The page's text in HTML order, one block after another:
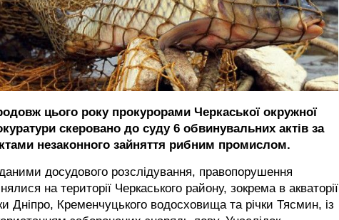
цього року прокурорами Черкаської окружної
скеровано до суду 6 обвинувальних актів за
незаконного зайняття рибним промислом.
досудового розслідування, правопорушення
на території Черкаського району, зокрема в акваторії
Дніпро, Кременчуцького водосховища та річки Тясмин, із